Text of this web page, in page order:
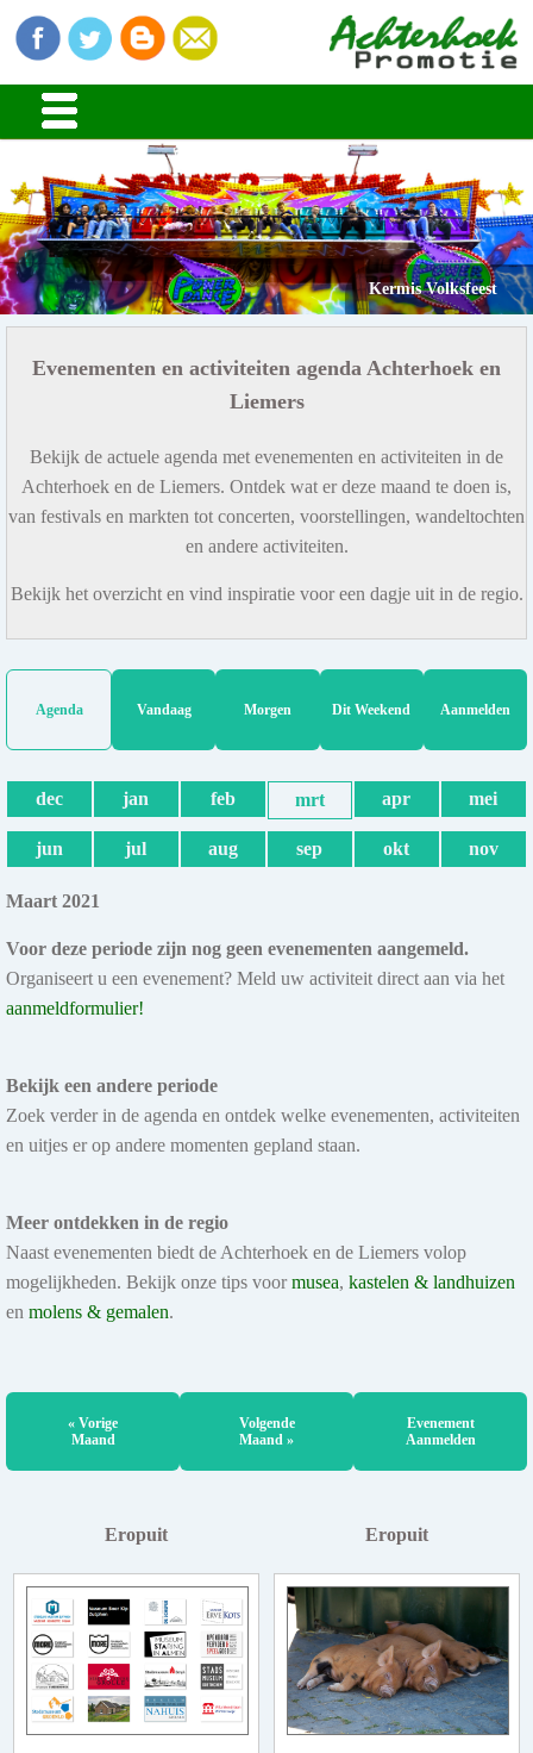
Kermis Volksfeest
Evenementen en activiteiten agenda Achterhoek en
Liemers
Bekijk de actuele agenda met evenementen en activiteiten in de
Achterhoek en de Liemers. Ontdek wat er deze maand te doen is,
van festivals en markten tot concerten, voorstellingen, wandeltochten
en andere activiteiten.
Bekijk het overzicht en vind inspiratie voor een dagje uit in de regio.
Agenda Vandaag Morgen Dit Weekend Aanmelden
dec jan feb mrt apr mei
jun jul aug sep okt nov
Maart 2021
Voor deze periode zijn nog geen evenementen aangemeld.
Organiseert u een evenement? Meld uw activiteit direct aan via het
aanmeldformulier!
Bekijk een andere periode
Zoek verder in de agenda en ontdek welke evenementen, activiteiten
en uitjes er op andere momenten gepland staan.
Meer ontdekken in de regio
Naast evenementen biedt de Achterhoek en de Liemers volop
mogelijkheden. Bekijk onze tips voormusea, kastelen & landhuizen
en molens & gemalen.
« Vorige
Maand
Volgende
Maand »
Evenement
Aanmelden
Eropuit Eropuit